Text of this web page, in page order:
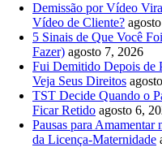
Demissão por Vídeo
Vídeo de Cliente?
5 Sinais de Que Você
Fazer) agosto 7, 2026
Fui Demitido Depois de
Veja Seus Direitos
TST Decide Quando o
Ficar Retido agosto 6,
Pausas para
da Licença-Maternidade